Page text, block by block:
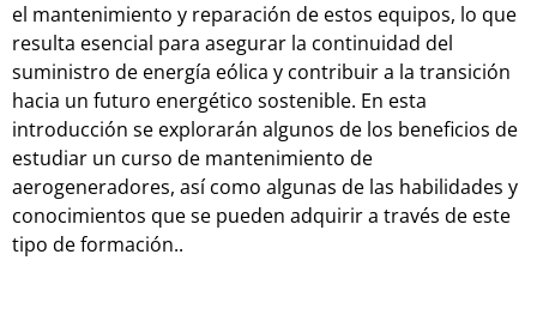
el mantenimiento y reparación de estos equipos, lo que
resulta esencial para asegurar la continuidad del
suministro de energía eólica y contribuir a la transición
hacia un futuro energético sostenible. En esta
introducción se explorarán algunos de los beneficios de
estudiar un curso de mantenimiento de
aerogeneradores, así como algunas de las habilidades y
conocimientos que se pueden adquirir a través de este
tipo de formación..